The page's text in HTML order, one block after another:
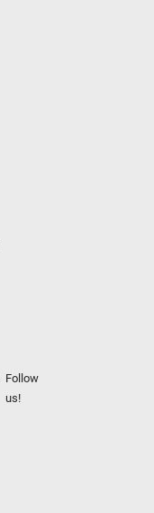
Follow
us!